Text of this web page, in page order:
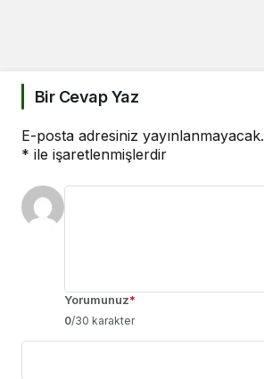
Bir Cevap Yaz
E-posta adresiniz yayınlanmayacak.
* ile işaretlenmişlerdir
Yorumunuz*
0/30 karakter